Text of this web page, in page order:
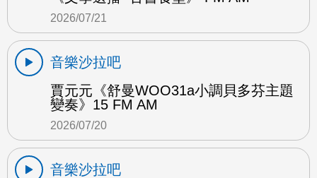
2026/07/21
音樂沙拉吧
賈元元《舒曼WOO31a小調貝多芬主題
變奏》15 FM AM
2026/07/20
音樂沙拉吧